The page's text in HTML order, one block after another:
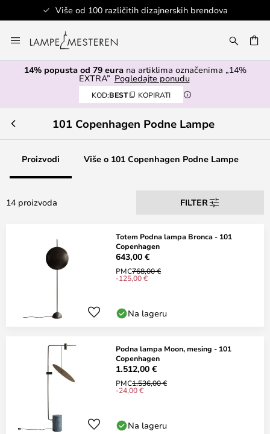
Više od 100 različitih dizajnerskih brendova
to
Content
14% popusta od 79 eurana artiklima označenima „14%
EXTRA” Pogledajte ponudu
KOD:BEST KOPIRATI
101 Copenhagen Podne Lampe
Proizvodi Više o 101 Copenhagen Podne Lampe
14 proizvoda FILTER
Totem Podna lampa Bronca - 101
Copenhagen
643,00 €
PMC768,00 €
-125,00 €
Na lageru
Podna lampa Moon, mesing - 101
Copenhagen
1.512,00 €
PMC1.536,00 €
-24,00 €
Na lageru